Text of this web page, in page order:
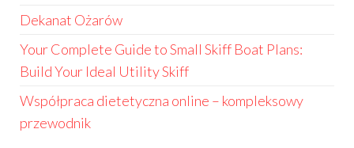
Dekanat Ożarów
Your Complete Guide to Small Skiff Boat Plans:
Build Your Ideal Utility Skiff
Współpraca dietetyczna online – kompleksowy
przewodnik